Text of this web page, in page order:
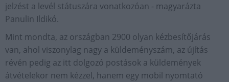
jelzést a levél státuszára vonatkozóan - magyarázta
Panulin Ildikó.
Mint mondta, az országban 2900 olyan kézbesítőjárás
van, ahol viszonylag nagy a küldeményszám, az újítás
révén pedig az itt dolgozó postások a küldemények
átvételekor nem kézzel, hanem egy mobil nyomtató